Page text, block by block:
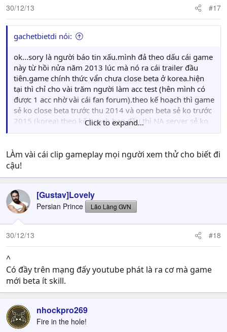
30/12/13 #17
gachetbietdi nói:
ok...sory là người báo tin xấu.mình đả theo dấu cái game
này từ hồi nửa năm 2013 lúc mà nó ra cái trailer đầu
tiên.game chính thức vẩn chưa close beta ở korea.hiện
tại thì chỉ cho vài trăm người làm acc test (hên mình có
được 1 acc nhờ vài cái fan forum).theo kế hoạch thì game
sẻ ko close beta trước thu 2014 và open beta sẻ ko trước
2015 (korea) theo kế hoạch ban đầu thì NA server sẻ ko
ra mắt trước 2015 nhưng theo tình hình hiện nay chắc
Click to expand...
LÀm vài cái clip gameplay mọi người xem thử cho biết đi
cậu!
[Gustav]Lovely
Persian Prince Lão Làng GVN
30/12/13 #18
^
Có đầy trên mạng đấy youtube phát là ra cơ mà game
mới beta ít skill.
nhockpro269
Fire in the hole!